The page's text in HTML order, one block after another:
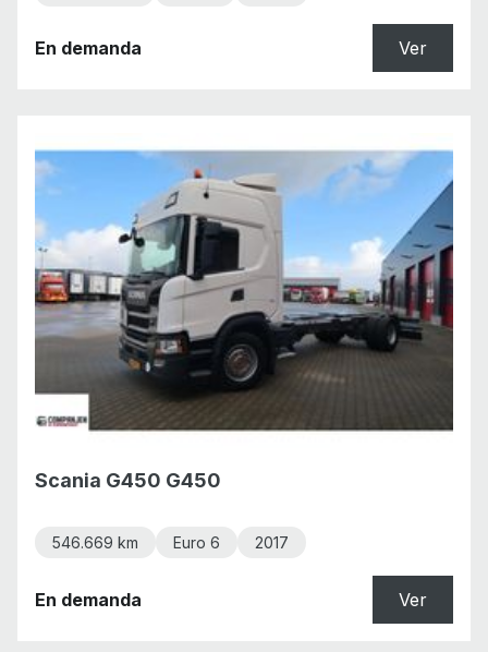
En demanda Ver
Scania G450 G450
546.669 km Euro 6 2017
En demanda Ver